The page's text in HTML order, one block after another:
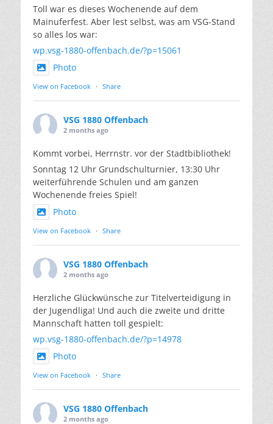
Toll war es dieses Wochenende auf dem
Mainuferfest. Aber lest selbst, was am VSG-Stand
so alles los war:
wp.vsg-1880-offenbach.de/?p=15061
Photo
View on Facebook · Share
VSG 1880 Offenbach
2 months ago
Kommt vorbei, Herrnstr. vor der Stadtbibliothek!
Sonntag 12 Uhr Grundschulturnier, 13:30 Uhr
weiterführende Schulen und am ganzen
Wochenende freies Spiel!
Photo
View on Facebook · Share
VSG 1880 Offenbach
2 months ago
Herzliche Glückwünsche zur Titelverteidigung in
der Jugendliga! Und auch die zweite und dritte
Mannschaft hatten toll gespielt:
wp.vsg-1880-offenbach.de/?p=14978
Photo
View on Facebook · Share
VSG 1880 Offenbach
2 months ago